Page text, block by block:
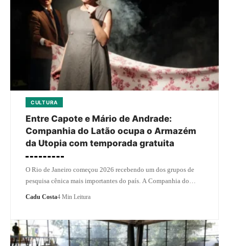
CULTURA
Entre Capote e Mário de Andrade:
Companhia do Latão ocupa o Armazém
da Utopia com temporada gratuita
O Rio de Janeiro começou 2026 recebendo um dos grupos de
pesquisa cênica mais importantes do país. A Companhia do…
Cadu Costa4 Min Leitura